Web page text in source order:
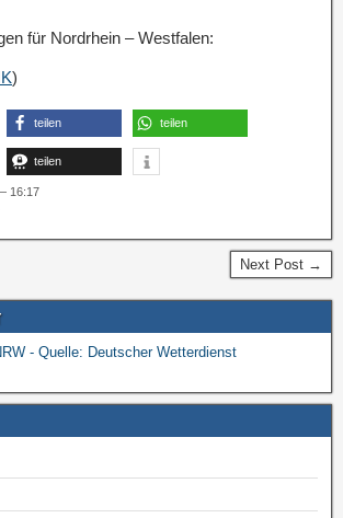
für Nordrhein – Westfalen:
)
teilen teilen
teilen
16:17
Next Post →